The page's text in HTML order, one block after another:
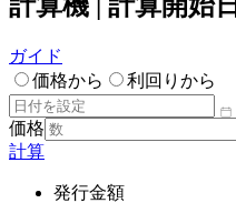
ガイド
価格から
利回りから
価格
計算
発行金額